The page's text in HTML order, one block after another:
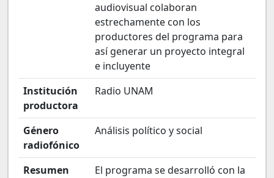
audiovisual colaboran
estrechamente con los
productores del programa para
así generar un proyecto integral
e incluyente
Institución
productora
Radio UNAM
Género
radiofónico
Análisis político y social
Resumen
El programa se desarrolló con la